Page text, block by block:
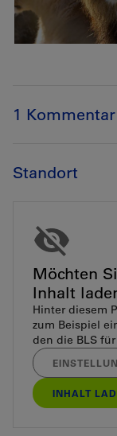
1 Kommentar
Standort
Möchten
Inhalt
Hinter diesem
zum Beispiel
den die BLS
INHALT